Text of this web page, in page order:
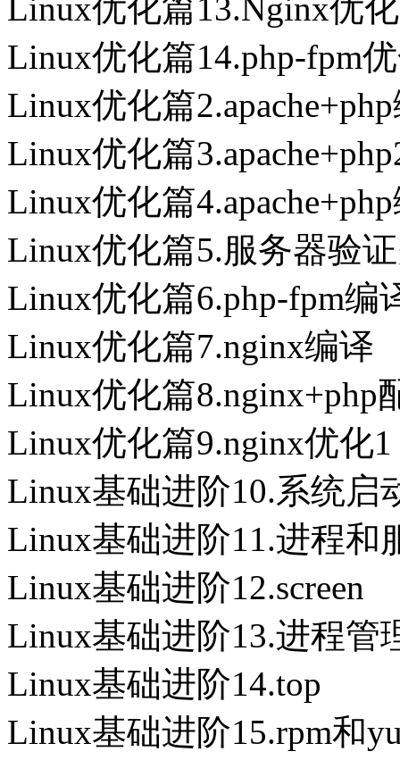
Linux优化篇13.Nginx优
Linux优化篇14.php-fpm
Linux优化篇
Linux优化篇
Linux优化篇
Linux优化篇5.服务器验
Linux优化篇6.php-fpm编
Linux优化篇7.nginx编译
Linux优化篇8.nginx+php
Linux优化篇9.nginx优化1
Linux基础进阶10.系统启
Linux基础进阶11.进程和
Linux基础进阶12.screen
Linux基础进阶13.进程管
Linux基础进阶14.top
Linux基础进阶15.rpm和